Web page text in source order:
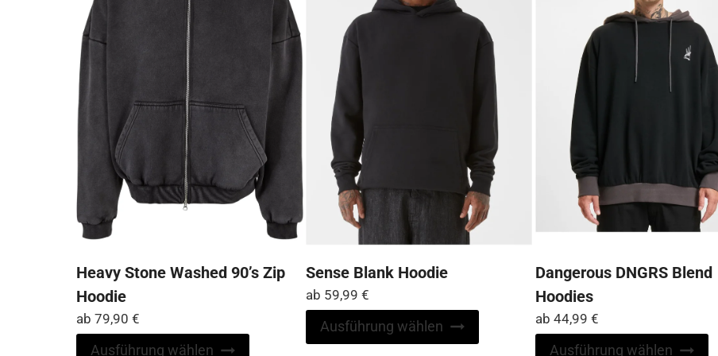
der
Produktseite
gewählt
werden
Heavy Stone Washed 90’s Zip
Hoodie
ab 79,90 €
Ausführung wählen
Sense Blank Hoodie
ab 59,99 €
Ausführung wählen
Produkt
Dangerous DNGRS Blend
Hoodies
ab 44,99 €
Ausführung wählen